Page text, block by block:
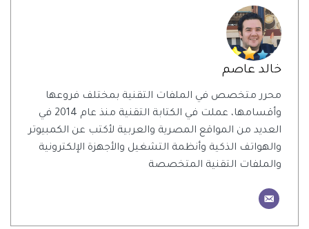
خالد عاصم
محرر متخصص في الملفات التقنية بمختلف فروعها
وأقسامها، عملت في الكتابة التقنية منذ عام 2014 في
العديد من المواقع المصرية والعربية لأكتب عن الكمبيوتر
والهواتف الذكية وأنظمة التشغيل والأجهزة الإلكترونية
والملفات التقنية المتخصصة